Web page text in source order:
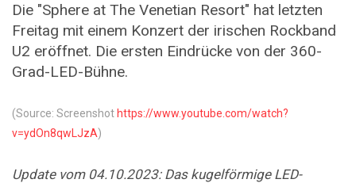
Die "Sphere at The Venetian Resort" hat letzten
Freitag mit einem Konzert der irischen Rockband
U2 eröffnet. Die ersten Eindrücke von der 360-
Grad-LED-Bühne.
(Source: Screenshothttps://www.youtube.com/watch?
v=ydOn8qwLJzA)
Update vom 04.10.2023: Das kugelförmige LED-